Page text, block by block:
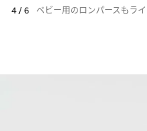
4 / 6 ベビー用のロンパースもライ